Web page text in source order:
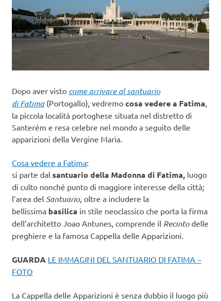
Dopo aver visto come arrivare al santuario
di Fatima (Portogallo), vedremo cosa vedere a Fatima
la piccola località portoghese situata nel distretto di
Santerém e resa celebre nel mondo a seguito delle
apparizioni della Vergine Maria.
Cosa vedere a Fatima:
si parte dal santuario della Madonna di Fatima, luogo
di culto nonché punto di maggiore interesse della città;
l’area del Santuario, oltre a includere la
bellissima basilica in stile neoclassico che porta la firma
dell’architetto Joao Antunes, comprende il Recintodelle
preghiere e la famosa Cappella delle Apparizioni.
GUARDA LE IMMAGINI DEL SANTUARIO DI FATIMA –
FOTO
La Cappella delle Apparizioni è senza dubbio il luogo più